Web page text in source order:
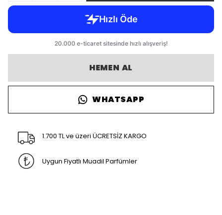
HEMEN AL
WHATSAPP
1.700 TL ve üzeri ÜCRETSİZ KARGO
Uygun Fiyatlı Muadil Parfümler